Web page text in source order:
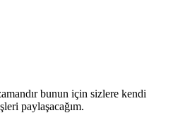
bunun için sizlere kendi
paylaşacağım.